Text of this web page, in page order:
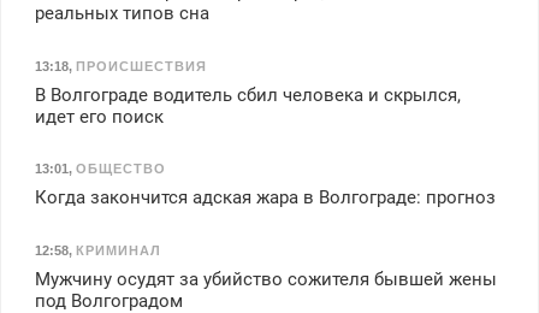
реальных типов сна
13:18, ПРОИСШЕСТВИЯ
В Волгограде водитель сбил человека и скрылся,
идет его поиск
13:01 , ОБЩЕСТВО
Когда закончится адская жара в Волгограде: прогноз
12:58, КРИМИНАЛ
Мужчину осудят за убийство сожителя бывшей жены
под Волгоградом